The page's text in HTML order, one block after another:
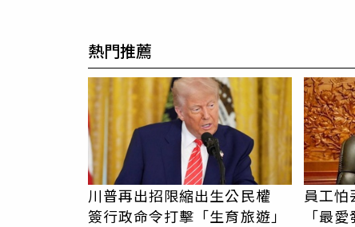
熱門推薦
川普再出招限縮出生公民權
簽行政命令打擊「生育旅遊」
員工
「最